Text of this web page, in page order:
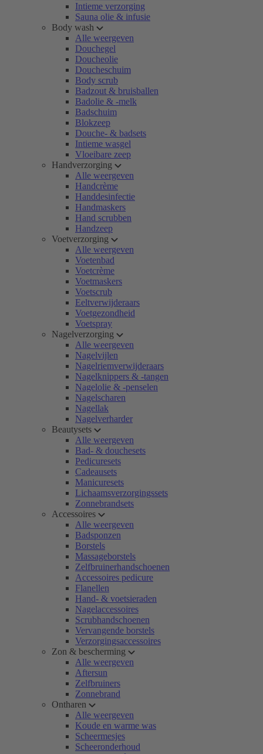
Intieme verzorging
Sauna olie & infusie
Body wash
Alle weergeven
Douchegel
Doucheolie
Doucheschuim
Body scrub
Badzout & bruisballen
Badolie & -melk
Badschuim
Blokzeep
Douche- & badsets
Intieme wasgel
Vloeibare zeep
Handverzorging
Alle weergeven
Handcrème
Handdesinfectie
Handmaskers
Hand scrubben
Handzeep
Voetverzorging
Alle weergeven
Voetenbad
Voetcrème
Voetmaskers
Voetscrub
Eeltverwijderaars
Voetgezondheid
Voetspray
Nagelverzorging
Alle weergeven
Nagelvijlen
Nagelriemverwijderaars
Nagelknippers & -tangen
Nagelolie & -penselen
Nagelscharen
Nagellak
Nagelverharder
Beautysets
Alle weergeven
Bad- & douchesets
Pedicuresets
Cadeausets
Manicuresets
Lichaamsverzorgingssets
Zonnebrandsets
Accessoires
Alle weergeven
Badsponzen
Borstels
Massageborstels
Zelfbruinerhandschoenen
Accessoires pedicure
Flanellen
Hand- & voetsieraden
Nagelaccessoires
Scrubhandschoenen
Vervangende borstels
Verzorgingsaccessoires
Zon & bescherming
Alle weergeven
Aftersun
Zelfbruiners
Zonnebrand
Ontharen
Alle weergeven
Koude en warme was
Scheermesjes
Scheeronderhoud